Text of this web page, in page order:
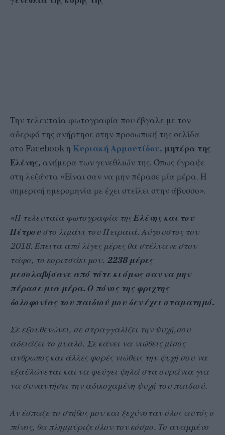
Την τελευταία φωτογραφία που έβγαλε με τον
αδερφό της ανήρτησε στην προσωπική της σελίδα
στο Facebook η Κυριακή Αρμουτίδου, μητέρα της
Ελένης, ανήμερα των γενεθλιών της. Όπως έγραψε
στη λεζάντα «Είναι σαν να μην πέρασε μία μέρα. Η
σημερινή ημερομηνία με έχει στείλει στην άβυσσο».
«Η τελευταία φωτογραφία τηςΕλένης και του
Πέτρου στο λιμάνι του Πειραιά. Αύγουστος του
2018. Έπειτα από λίγες μέρες θα στέλνανε στον
τάφο, το κοριτσάκι μου. 2238 μέρες
μεσολαβήσανε από τότε κι όμως σαν να μην
πέρασε μια μέρα. Ο πόνος της φριχτης
δολοφονίας του παιδιού μου δεν έχει σταματημό.
Σε εξουθενώνει, σε στραγγαλίζει την ψυχή,σου
αδειάζει το μυαλό. Σε κάνει να νιώθεις μίσος
ανθρωπος και άλλες φορές νιώθεις την ψυχή σου να
εξαϋλώνεται και να φεύγει ψηλά στα ουράνια για
να συναντήσει την αδικοχαμένη ψυχή του παιδιού.
Αν έσπαζε το στήθος μου και ξεχύνοταν όλος αυτός ο
πόνος, θα πλημμύριζε όλον τον κόσμο. Το αναμμένο